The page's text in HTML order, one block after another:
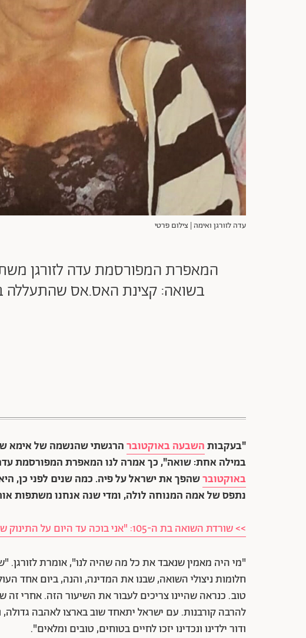
עדה לזורגן ואימה | צילום פרטי
המאפרת המפורסמת עדה לזורגן
בשואה: קצינת האס.אס שהתעללה
"בעקבותהשבעה באוקטוברהרגשתי שהנשמה של אימא
במילה אחת: שואה", כך אמרה לנו המאפרת המפורסמת עדה
באוקטוברשהפך את ישראל על פיה. כמה שנים לפני כן,
נתפס של אמה המנוחה לולה, ומדי שנה אנחנו משתפות
>> שורדת השואה בת ה-105: "אני בוכה עד היום על התינוק שלי שנלקח"
"מי היה מאמין שנאבד את כל מה שהיה לנו", אומרת לזורגן.
חלומות ניצולי השואה, שבנו את המדינה, והנה, ביום אחד
טוב. כנראה שהיינו צריכים לעבור את השיעור הזה. אחרי
להרבה קורבנות. עם ישראל יתאחד שוב בארצו לאהבה גדולה,
ודור ילדינו ונכדינו יזכו לחיים בטוחים, טובים ומלאים".